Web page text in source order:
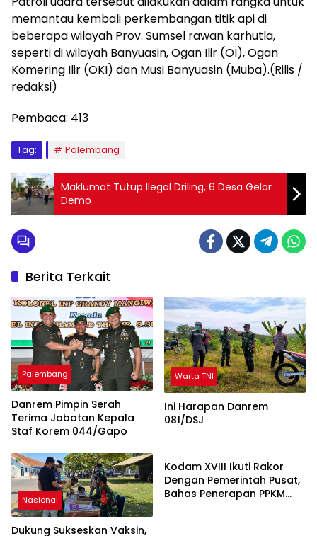
memantau kembali perkembangan titik api di
beberapa wilayah Prov. Sumsel rawan karhutla,
seperti di wilayah Banyuasin, Ogan Ilir (OI), Ogan
Komering Ilir (OKI) dan Musi Banyuasin (Muba).(Rilis /
redaksi)
Pembaca: 413
Tag: Palembang
Maklumat Tutup Ilegal Driling, 6 Desa Gelar
Demo
Berita Terkait
Palembang
Danrem Pimpin Serah
Terima Jabatan Kepala
Staf Korem 044/Gapo
Warta TNI
Ini Harapan Danrem
081/DSJ
Nasional
Dukung Sukseskan Vaksin,
Kodam XVIII Ikuti Rakor
Dengan Pemerintah Pusat,
Bahas Penerapan PPKM